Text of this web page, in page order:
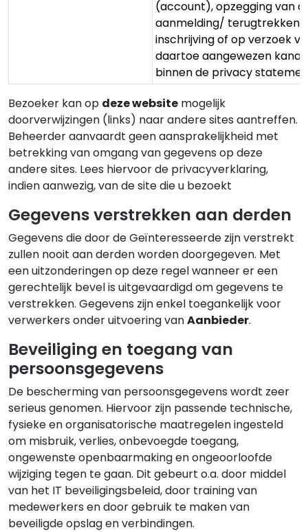
(account), opzegging van
aanmelding/ terugtrekken
inschrijving of op verzoek
daartoe aangewezen
binnen de privacy
Bezoeker kan op deze website mogelijk
doorverwijzingen (links) naar andere sites aantreffen.
Beheerder aanvaardt geen aansprakelijkheid met
betrekking van omgang van gegevens op deze
andere sites. Lees hiervoor de privacyverklaring,
indien aanwezig, van de site die u bezoekt
Gegevens verstrekken aan derden
Gegevens die door de Geïnteresseerde zijn verstrekt
zullen nooit aan derden worden doorgegeven. Met
een uitzonderingen op deze regel wanneer er een
gerechtelijk bevel is uitgevaardigd om gegevens te
verstrekken. Gegevens zijn enkel toegankelijk voor
verwerkers onder uitvoering vanAanbieder.
Beveiliging en toegang van
persoonsgegevens
De bescherming van persoonsgegevens wordt zeer
serieus genomen. Hiervoor zijn passende technische,
fysieke en organisatorische maatregelen ingesteld
om misbruik, verlies, onbevoegde toegang,
ongewenste openbaarmaking en ongeoorloofde
wijziging tegen te gaan. Dit gebeurt o.a. door middel
van het IT beveiligingsbeleid, door training van
medewerkers en door gebruik te maken van
beveiligde opslag en verbindingen.